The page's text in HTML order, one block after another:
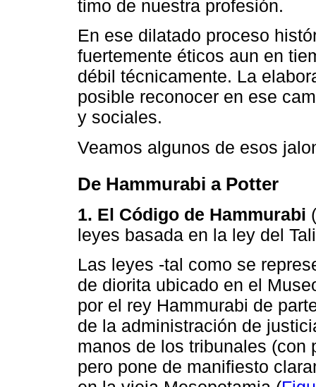
timo de nuestra profesión.
En ese dilatado proceso
fuertemente éticos aun en
débil técnicamente. La
posible reconocer en ese
y sociales.
Veamos algunos de esos
De Hammurabi a Potter
1. El Código de Hammurabi
leyes basada en la ley del
Las leyes -tal como se
de diorita ubicado en el
por el rey Hammurabi de
de la administración de
manos de los tribunales (con
pero pone de manifiesto